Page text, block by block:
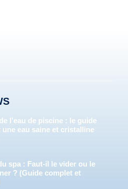
l’eau de piscine : le guide
une eau saine et cristalline
spa : Faut-il le vider ou le
? (Guide complet et